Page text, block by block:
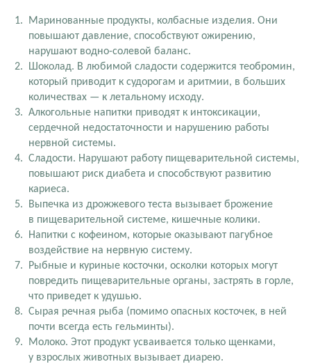
Маринованные продукты, колбасные изделия. Они
повышают давление, способствуют ожирению,
нарушают водно-солевой баланс.
Шоколад. В любимой сладости содержится теобромин,
который приводит к судорогам и аритмии, в больших
количествах — к летальному исходу.
Алкогольные напитки приводят к интоксикации,
сердечной недостаточности и нарушению работы
нервной системы.
Сладости. Нарушают работу пищеварительной системы,
повышают риск диабета и способствуют развитию
кариеса.
Выпечка из дрожжевого теста вызывает брожение
в пищеварительной системе, кишечные колики.
Напитки с кофеином, которые оказывают пагубное
воздействие на нервную систему.
Рыбные и куриные косточки, осколки которых могут
повредить пищеварительные органы, застрять в горле,
что приведет к удушью.
Сырая речная рыба (помимо опасных косточек, в ней
почти всегда есть гельминты).
Молоко. Этот продукт усваивается только щенками,
у взрослых животных вызывает диарею.